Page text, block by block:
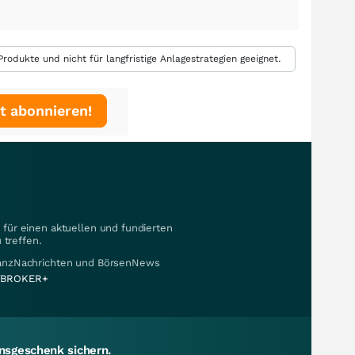
und nicht für langfristige Anlagestrategien geeignet.
abonnieren!
für einen aktuellen und fundierten
treffen.
und BörsenNews
sichern.